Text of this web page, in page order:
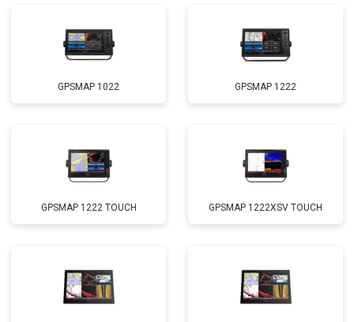
GPSMAP 1022 GPSMAP 1222
GPSMAP 1222 TOUCH GPSMAP 1222XSV TOUCH